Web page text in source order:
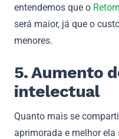
entendemos que o
será maior, já que o
menores.
5. Aumento
intelectual
Quanto mais se
aprimorada e melhor ela